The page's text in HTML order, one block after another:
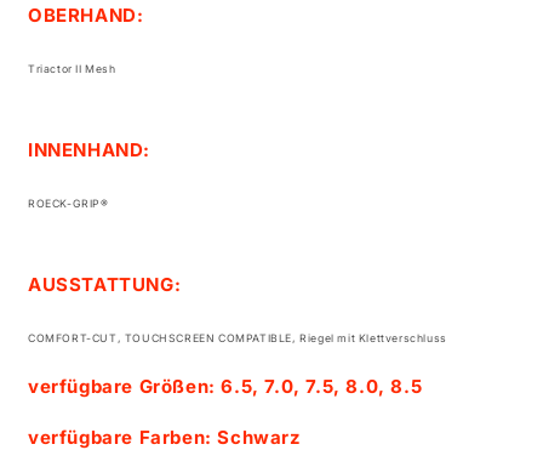
OBERHAND:
Triactor II Mesh
INNENHAND:
ROECK-GRIP®
AUSSTATTUNG:
COMFORT-CUT, TOUCHSCREEN COMPATIBLE, Riegel mit Klettverschluss
verfügbare Größen: 6.5, 7.0, 7.5, 8.0, 8.5
verfügbare Farben: Schwarz